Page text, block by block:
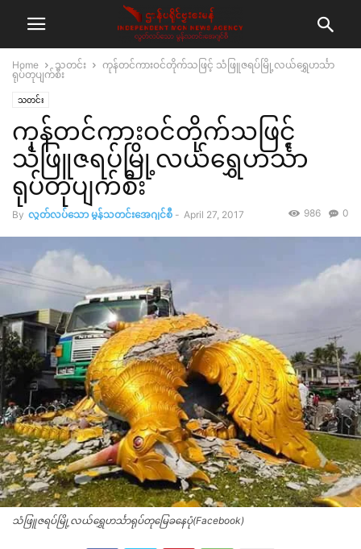
Home သတင်း
ကုန်တင်ကားဝင်တိုက်သဖြင့် သံဖြူဇရပ်မြို့လယ်ရွှေဟင်္သာ
ရုပ်တုပျက်စီး
သတင်း
ကုန်တင်ကားဝင်တိုက်သဖြင့်
သံဖြူဇရပ်မြို့လယ်ရွှေဟင်္သာ
ရုပ်တုပျက်စီး
By လွတ်လပ်သော မွန်သတင်းအေဂျင်စီ - April 27, 2017 0
986
သံဖြူဇရပ်မြို့လယ်ရွှေဟင်္သာရုပ်တုမြေခနေပုံ(Facebook)